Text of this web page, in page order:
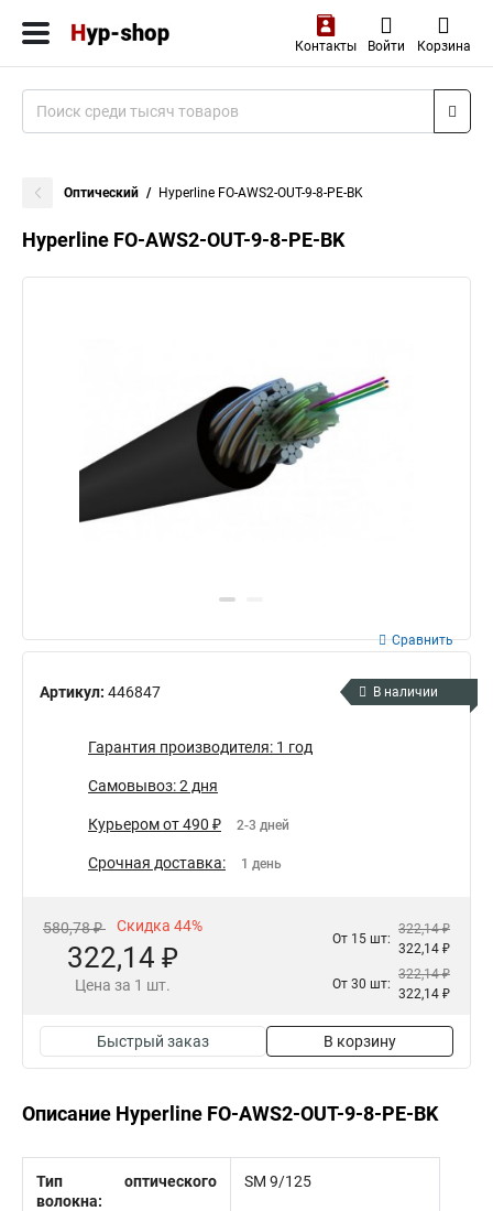
Контакты Войти Корзина
Оптический Hyperline FO-AWS2-OUT-9-8-PE-BK
Hyperline FO-AWS2-OUT-9-8-PE-BK
Артикул: 446847
Сравнить
В наличии
Гарантия производителя: 1 год
Самовывоз: 2 дня
Курьером от 490 ₽ 2-3 дней
Срочная доставка: 1 день
580,78 ₽ Скидка 44%
322,14 ₽
Цена за 1 шт.
От 15 шт:
322,14 ₽
322,14 ₽
От 30 шт:
322,14 ₽
322,14 ₽
Быстрый заказ В корзину
Описание Hyperline FO-AWS2-OUT-9-8-PE-BK
Тип оптического
волокна:
SM 9/125